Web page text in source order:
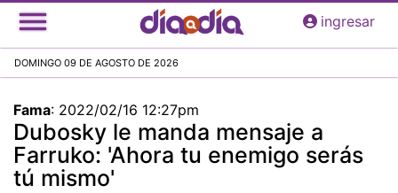
Pasar
al
principal
ingresar
DOMINGO 09 DE AGOSTO DE 2026
Fama: 2022/02/16 12:27pm
Dubosky le manda mensaje a
Farruko: 'Ahora tu enemigo serás
tú mismo'